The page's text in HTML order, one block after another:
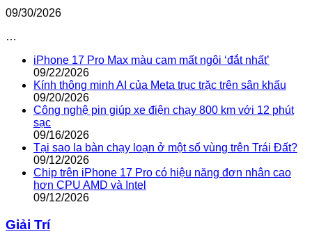
09/30/2026
…
iPhone 17 Pro Max màu cam mất ngôi ‘đắt nhất’
09/22/2026
Kính thông minh AI của Meta trục trặc trên sân khấu
09/20/2026
Công nghệ pin giúp xe điện chạy 800 km với 12 phút
sạc
09/16/2026
Tại sao la bàn chạy loạn ở một số vùng trên Trái Đất?
09/12/2026
Chip trên iPhone 17 Pro có hiệu năng đơn nhân cao
hơn CPU AMD và Intel
09/12/2026
Giải Trí